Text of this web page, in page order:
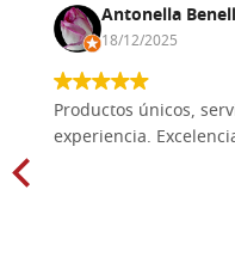
Antonella
18/12/2025
Productos únicos,
experiencia.